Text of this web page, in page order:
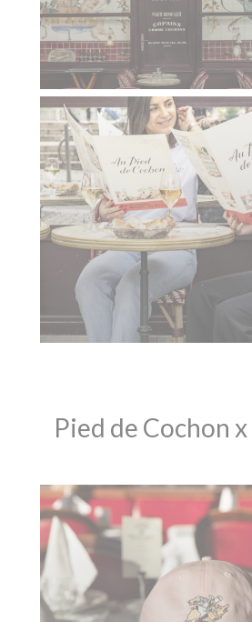
Pied de Cochon